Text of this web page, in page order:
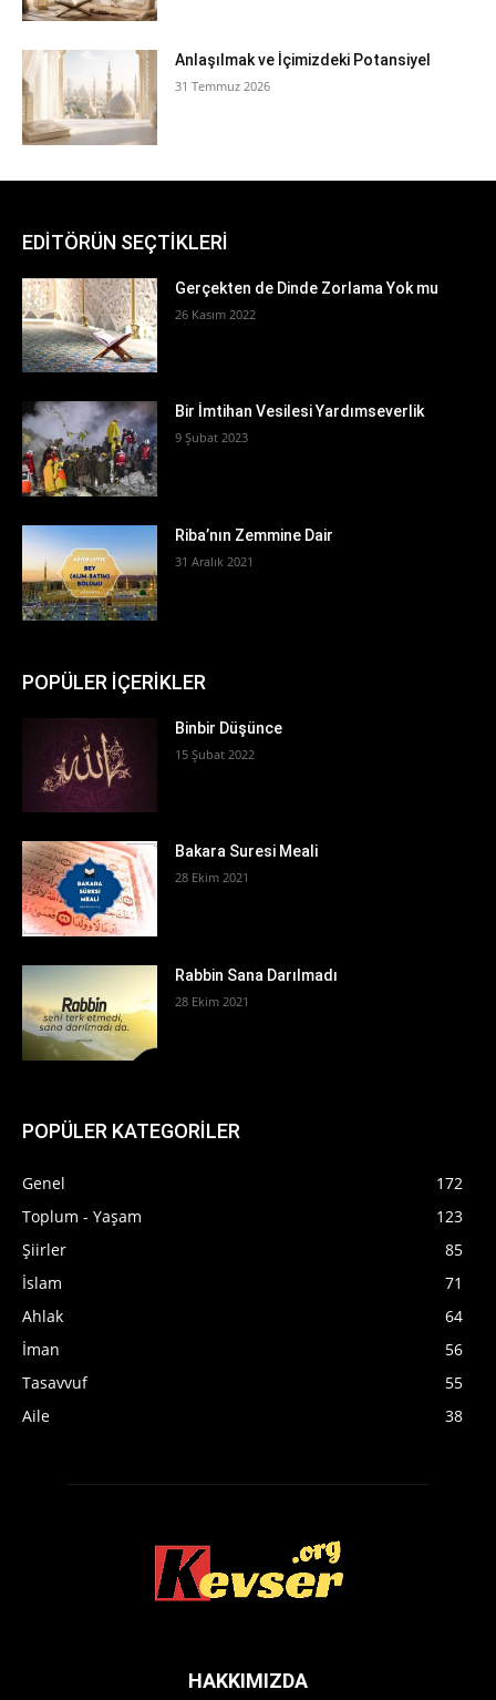
Anlaşılmak ve İçimizdeki Potansiyel
31 Temmuz 2026
EDİTÖRÜN SEÇTİKLERİ
Gerçekten de Dinde Zorlama Yok mu
26 Kasım 2022
Bir İmtihan Vesilesi Yardımseverlik
9 Şubat 2023
Riba’nın Zemmine Dair
31 Aralık 2021
POPÜLER İÇERİKLER
Binbir Düşünce
15 Şubat 2022
Bakara Suresi Meali
28 Ekim 2021
Rabbin Sana Darılmadı
28 Ekim 2021
POPÜLER KATEGORİLER
Genel
172
Toplum - Yaşam
123
Şiirler
85
İslam
71
Ahlak
64
İman
56
Tasavvuf
55
Aile
38
HAKKIMIZDA